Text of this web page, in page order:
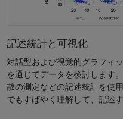
記述統計と可視化
対話型および視覚的グラフィ
を通じてデータを検討します
散の測定などの記述統計を使
でもすばやく理解して、記述